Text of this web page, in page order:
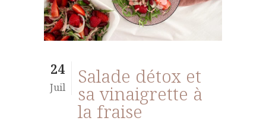
24
Juil Salade détox et
sa vinaigrette à
la fraise